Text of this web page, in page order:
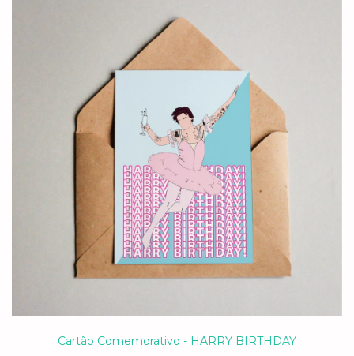
Cartão Comemorativo - HARRY BIRTHDAY